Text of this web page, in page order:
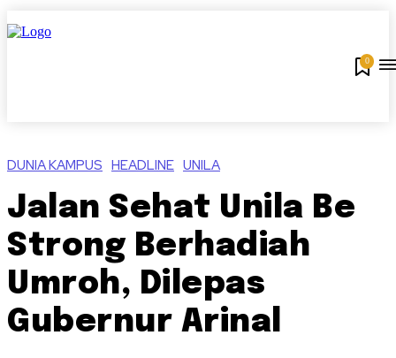
0
DUNIA KAMPUS HEADLINE UNILA
Jalan Sehat Unila Be
Strong Berhadiah
Umroh, Dilepas
Gubernur Arinal